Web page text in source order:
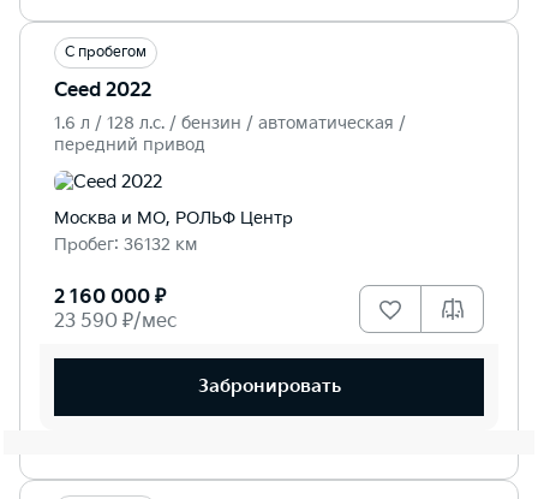
С пробегом
Ceed 2022
1.6 л / 128 л.c. / бензин / автоматическая /
передний привод
Москва и МО, РОЛЬФ Центр
Пробег: 36132 км
2 160 000 ₽
23 590 ₽/мес
Забронировать